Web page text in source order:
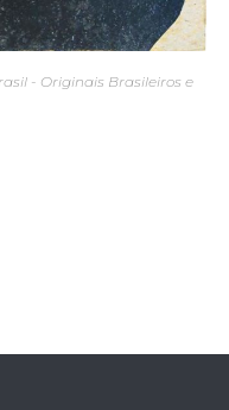
- Originais Brasileiros e